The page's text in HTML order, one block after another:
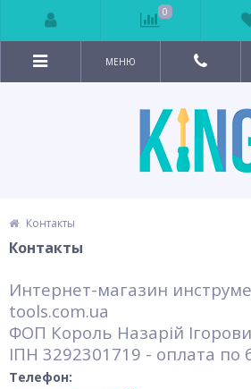
МЕНЮ
Контакты
Контакты
Интернет-магазин
tools.com.ua
ФОП Король Назарій
ІПН 3292301719 - оплата по
Телефон:
0